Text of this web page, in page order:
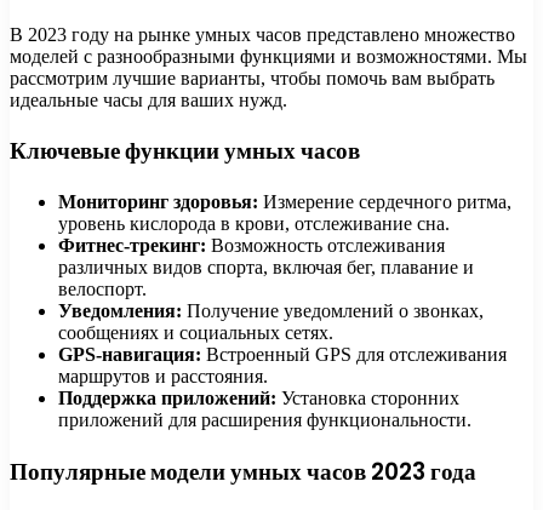
В 2023 году на рынке умных часов представлено множество
моделей с разнообразными функциями и возможностями. Мы
рассмотрим лучшие варианты, чтобы помочь вам выбрать
идеальные часы для ваших нужд.
Ключевые функции умных часов
Мониторинг здоровья: Измерение сердечного ритма,
уровень кислорода в крови, отслеживание сна.
Фитнес-трекинг: Возможность отслеживания
различных видов спорта, включая бег, плавание и
велоспорт.
Уведомления: Получение уведомлений о звонках,
сообщениях и социальных сетях.
GPS-навигация: Встроенный GPS для отслеживания
маршрутов и расстояния.
Поддержка приложений: Установка сторонних
приложений для расширения функциональности.
Популярные модели умных часов 2023 года